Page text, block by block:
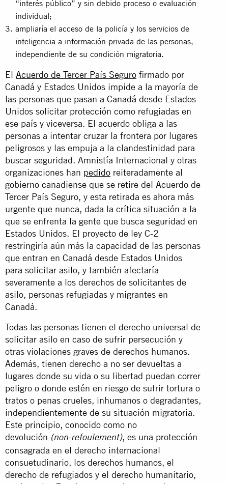
“interés público” y sin debido proceso o evaluación
individual;
ampliaría el acceso de la policía y los servicios de
inteligencia a información privada de las personas,
independiente de su condición migratoria.
El Acuerdo de Tercer País Seguro firmado por
Canadá y Estados Unidos impide a la mayoría de
las personas que pasan a Canadá desde Estados
Unidos solicitar protección como refugiadas en
ese país y viceversa. El acuerdo obliga a las
personas a intentar cruzar la frontera por lugares
peligrosos y las empuja a la clandestinidad para
buscar seguridad. Amnistía Internacional y otras
organizaciones han pedido reiteradamente al
gobierno canadiense que se retire del Acuerdo de
Tercer País Seguro, y esta retirada es ahora más
urgente que nunca, dada la crítica situación a la
que se enfrenta la gente que busca seguridad en
Estados Unidos. El proyecto de ley C-2
restringiría aún más la capacidad de las personas
que entran en Canadá desde Estados Unidos
para solicitar asilo, y también afectaría
severamente a los derechos de solicitantes de
asilo, personas refugiadas y migrantes en
Canadá.
Todas las personas tienen el derecho universal de
solicitar asilo en caso de sufrir persecución y
otras violaciones graves de derechos humanos.
Además, tienen derecho a no ser devueltas a
lugares donde su vida o su libertad puedan correr
peligro o donde estén en riesgo de sufrir tortura o
tratos o penas crueles, inhumanos o degradantes,
independientemente de su situación migratoria.
Este principio, conocido como no
devolución (non-refoulement), es una protección
consagrada en el derecho internacional
consuetudinario, los derechos humanos, el
derecho de refugiados y el derecho humanitario,